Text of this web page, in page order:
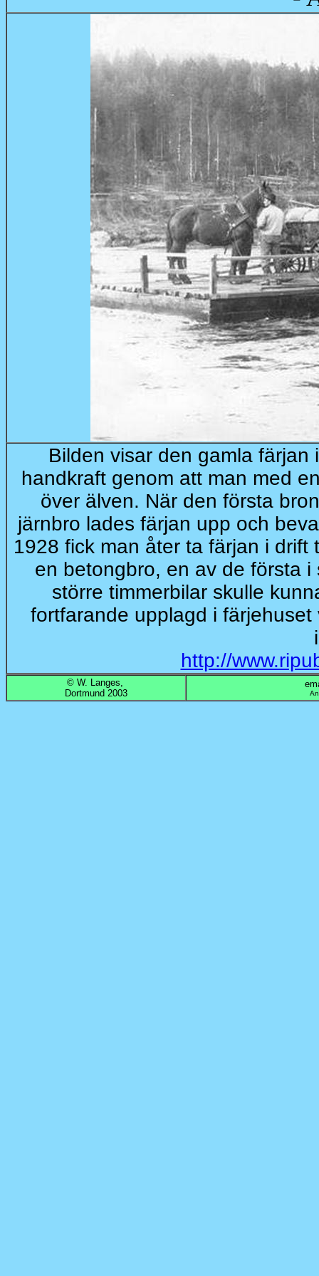
Bilden visar den gamla
handkraft genom att man med
över älven. När den första
järnbro lades färjan upp och
1928 fick man åter ta färjan i
en betongbro, en av de första
större timmerbilar skulle
fortfarande upplagd i
http://
© W. Langes,
Dortmund 2003